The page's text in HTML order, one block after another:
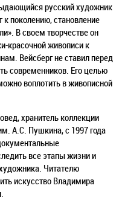
русский художник
к поколению, становление
В своем творчестве он
красочной живописи к
Вейсберг не ставил перед
современников. Его целью
воплотить в живописной
хранитель коллекции
А.С. Пушкина, с 1997 года
все этапы жизни и
Читателю
искусство Владимира